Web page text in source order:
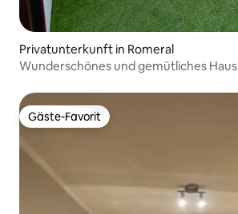
Privatunterkunft in Romeral
Wunderschönes und gemütliches
Gäste-Favorit
Gäste-Favorit